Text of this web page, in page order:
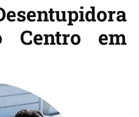
Centro em